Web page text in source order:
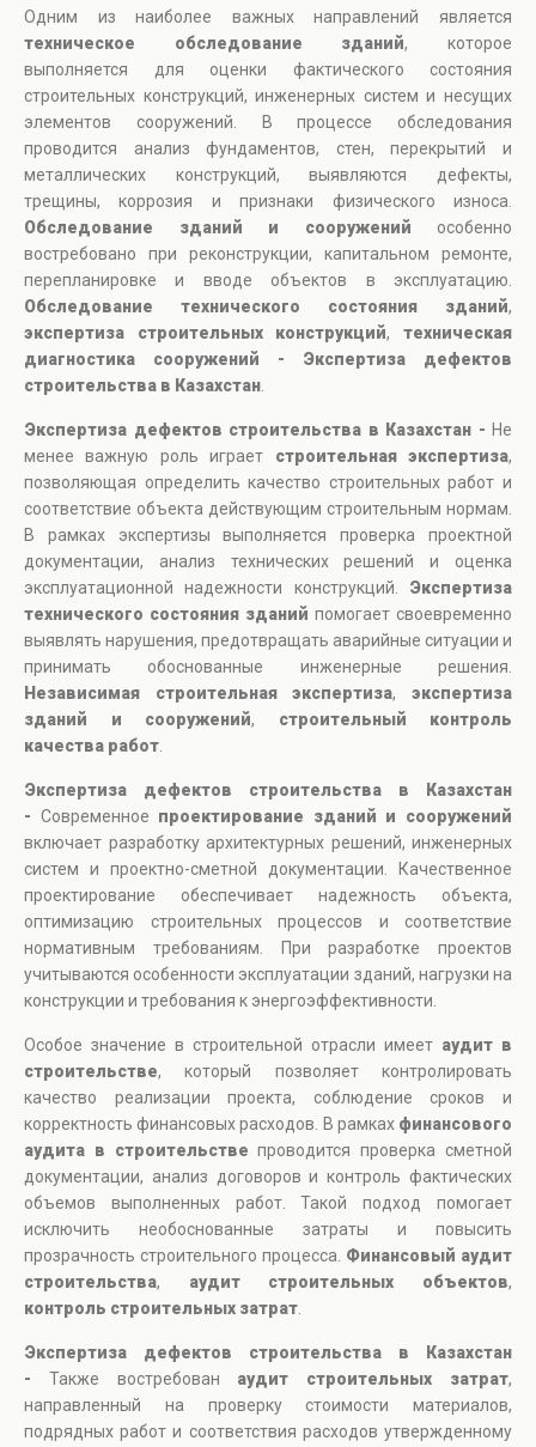
Одним из наиболее важных направлений является
техническое обследование зданий, которое
выполняется для оценки фактического состояния
строительных конструкций, инженерных систем и несущих
элементов сооружений. В процессе обследования
проводится анализ фундаментов, стен, перекрытий и
металлических конструкций, выявляются дефекты,
трещины, коррозия и признаки физического износа.
Обследование зданий и сооружений особенно
востребовано при реконструкции, капитальном ремонте,
перепланировке и вводе объектов в эксплуатацию.
Обследование технического состояния зданий,
экспертиза строительных конструкций,техническая
диагностика сооружений - Экспертиза дефектов
строительства в Казахстан
Экспертиза дефектов строительства в Казахстан - Не
менее важную роль играет строительная экспертиза,
позволяющая определить качество строительных работ и
соответствие объекта действующим строительным нормам.
В рамках экспертизы выполняется проверка проектной
документации, анализ технических решений и оценка
эксплуатационной надежности конструкций. Экспертиза
технического состояния зданий помогает своевременно
выявлять нарушения, предотвращать аварийные ситуации и
принимать обоснованные инженерные решения.
Независимая строительная экспертиза,экспертиза
зданий и сооружений, строительный контроль
качества работ
Экспертиза дефектов строительства в Казахстан
- Современное проектирование зданий и сооружений
включает разработку архитектурных решений, инженерных
систем и проектно-сметной документации. Качественное
проектирование обеспечивает надежность объекта,
оптимизацию строительных процессов и соответствие
нормативным требованиям. При разработке проектов
учитываются особенности эксплуатации зданий, нагрузки на
конструкции и требования к энергоэффективности.
Особое значение в строительной отрасли имеет аудит в
строительстве, который позволяет контролировать
качество реализации проекта, соблюдение сроков и
корректность финансовых расходов. В рамках финансового
аудита в строительстве проводится проверка сметной
документации, анализ договоров и контроль фактических
объемов выполненных работ. Такой подход помогает
исключить необоснованные затраты и повысить
прозрачность строительного процесса. Финансовый аудит
строительства, аудит строительных объектов,
контроль строительных затрат
Экспертиза дефектов строительства в Казахстан
- Также востребован аудит строительных затрат,
направленный на проверку стоимости материалов,
подрядных работ и соответствия расходов утвержденному